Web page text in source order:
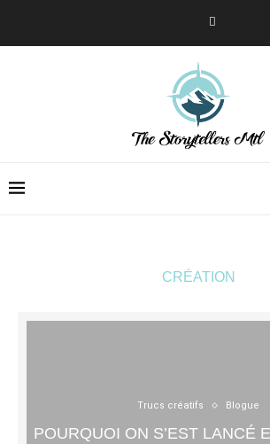
CRÉATION
Trucs créatifs Blogue
POURQUOI ON S’EST LANCÉ